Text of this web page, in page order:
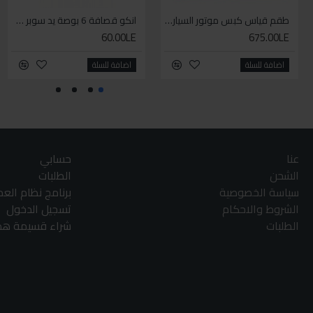
طقم قياس كبس موتور السياره 3 ق
675.00LE
اضافة للسلة
انكو قصافة 6 بوصة يد سوبر وان
60.00LE
اضافة للسلة
عنا
الشحن
سياسة الخصوصية
الشروط والاحكام
الطلبات
حسابي
الطلبات
برنامج نظام
تسجيل الدخول
شراء قسيمة